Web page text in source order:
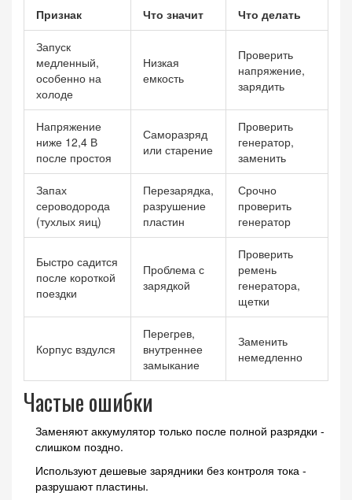
Признак
Что значит Что делать
Запуск
медленный,
особенно на
холоде
Низкая
емкость
Проверить
напряжение,
зарядить
Напряжение
ниже 12,4 В
после простоя
Саморазряд
или старение
Проверить
генератор,
заменить
Запах
сероводорода
(тухлых яиц)
Перезарядка,
разрушение
пластин
Срочно
проверить
генератор
Быстро садится
после короткой
поездки
Проблема с
зарядкой
Проверить
ремень
генератора,
щетки
Корпус вздулся
Перегрев,
внутреннее
замыкание
Заменить
немедленно
Частые ошибки
Заменяют аккумулятор только после полной разрядки -
слишком поздно.
Используют дешевые зарядники без контроля тока -
разрушают пластины.